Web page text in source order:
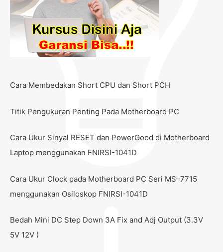
Cara Membedakan Short CPU dan Short PCH
Titik Pengukuran Penting Pada Motherboard PC
Cara Ukur Sinyal RESET dan PowerGood di Motherboard
Laptop menggunakan FNIRSI-1041D
Cara Ukur Clock pada Motherboard PC Seri MS–7715
menggunakan Osiloskop FNIRSI-1041D
Bedah Mini DC Step Down 3A Fix and Adj Output (3.3V
5V 12V )